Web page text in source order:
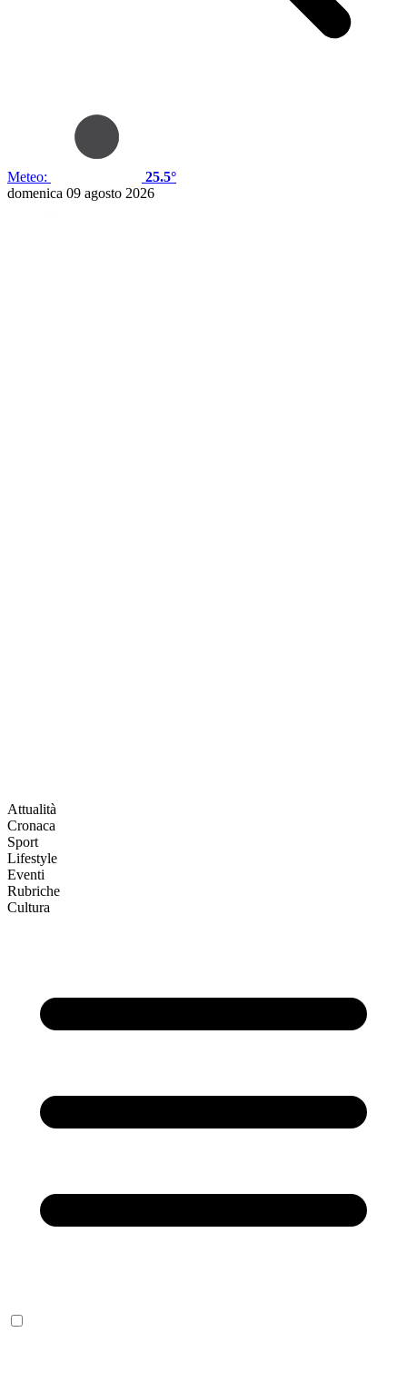
Meteo:
25.5°
domenica 09 agosto 2026
Attualità
Cronaca
Sport
Lifestyle
Eventi
Rubriche
Cultura